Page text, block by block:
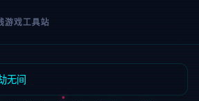
游戏工具站
无间